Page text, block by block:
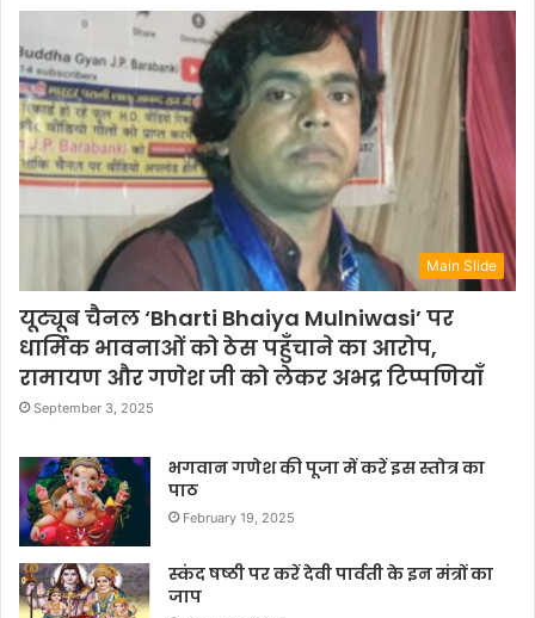
Main Slide
यूट्यूब चैनल ‘Bharti Bhaiya Mulniwasi’ पर
धार्मिक भावनाओं को ठेस पहुँचाने का आरोप,
रामायण और गणेश जी को लेकर अभद्र टिप्पणियाँ
September 3, 2025
भगवान गणेश की पूजा में करें इस स्तोत्र का
पाठ
February 19, 2025
स्कंद षष्ठी पर करें देवी पार्वती के इन मंत्रों का
जाप